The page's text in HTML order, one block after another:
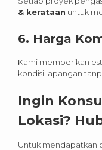
& kerataan untuk
6. Harga
Kami memberikan
kondisi lapangan
Ingin
Lokasi?
Untuk mendapatkan